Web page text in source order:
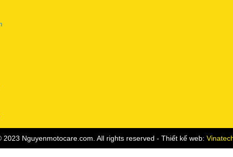
2023 Nguyenmotocare.com. All rights reserved - Thiết kế web: